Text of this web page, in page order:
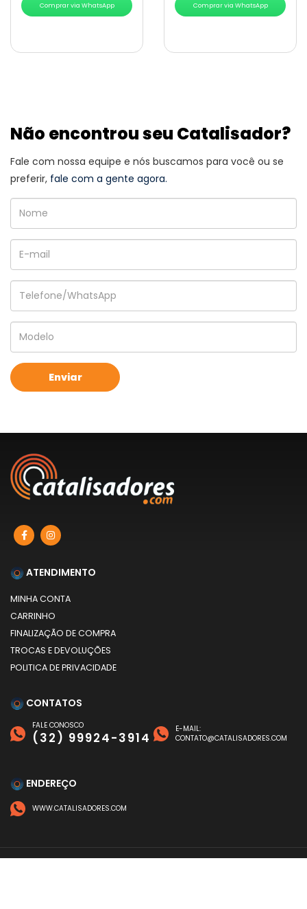
Comprar via WhatsApp Comprar via WhatsApp
Não encontrou seu Catalisador?
Fale com nossa equipe e nós buscamos para você ou se
preferir, fale com a gente agora.
ATENDIMENTO
MINHA CONTA
CARRINHO
FINALIZAÇÃO DE COMPRA
TROCAS E DEVOLUÇÕES
POLITICA DE PRIVACIDADE
CONTATOS
FALE CONOSCO
(32) 99924-3914
E-MAIL:
CONTATO@CATALISADORES.COM
ENDEREÇO
WWW.CATALISADORES.COM